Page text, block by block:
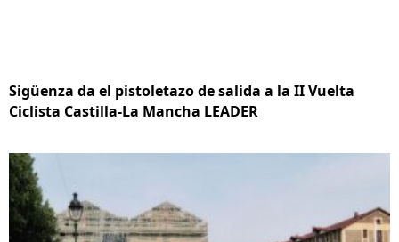
Sigüenza da el pistoletazo de salida a la II Vuelta
Ciclista Castilla-La Mancha LEADER